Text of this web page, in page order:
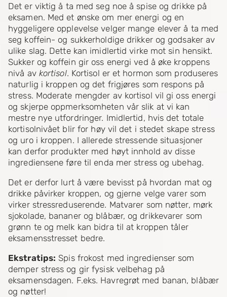
Det er viktig å ta med seg noe å spise og drikke på
eksamen. Med et ønske om mer energi og en
hyggeligere opplevelse velger mange elever å ta med
seg koffein- og sukkerholdige drikker og godsaker av
ulike slag. Dette kan imidlertid virke mot sin hensikt.
Sukker og koffein gir oss energi ved å øke kroppens
nivå av kortisol. Kortisol er et hormon som produseres
naturlig i kroppen og det frigjøres som respons på
stress. Moderate mengder av kortisol vil gi oss energi
og skjerpe oppmerksomheten vår slik at vi kan
mestre nye utfordringer. Imidlertid, hvis det totale
kortisolnivået blir for høy vil det i stedet skape stress
og uro i kroppen. I allerede stressende situasjoner
kan derfor produkter med høyt innhold av disse
ingrediensene føre til enda mer stress og ubehag.
Det er derfor lurt å være bevisst på hvordan mat og
drikke påvirker kroppen, og gjerne velge varer som
virker stressreduserende. Matvarer som nøtter, mørk
sjokolade, bananer og blåbær, og drikkevarer som
grønn te og melk kan bidra til at kroppen tåler
eksamensstresset bedre.
Ekstratips: Spis frokost med ingredienser som
demper stress og gir fysisk velbehag på
eksamensdagen. F.eks. Havregrøt med banan, blåbær
og nøtter!